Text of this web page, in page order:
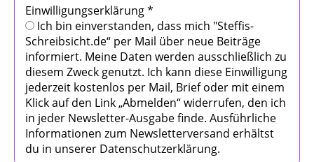
Einwilligungserklärung*
Ich bin einverstanden, dass mich "Steffis-
Schreibsicht.de“ per Mail über neue Beiträge
informiert. Meine Daten werden ausschließlich zu
diesem Zweck genutzt. Ich kann diese Einwilligung
jederzeit kostenlos per Mail, Brief oder mit einem
Klick auf den Link „Abmelden“ widerrufen, den ich
in jeder Newsletter-Ausgabe finde. Ausführliche
Informationen zum Newsletterversand erhältst
du in unserer Datenschutzerklärung.